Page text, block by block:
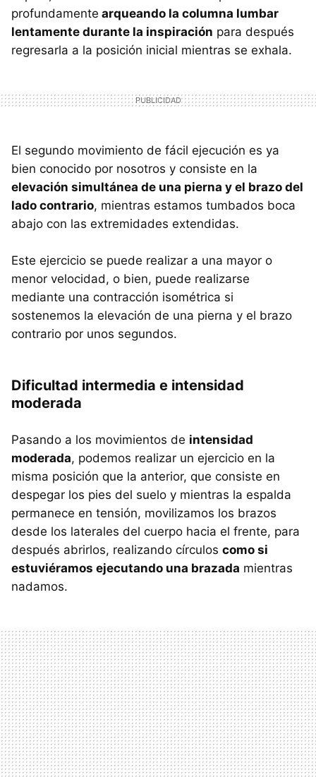
profundamente arqueando la columna lumbar
lentamente durante la inspiración para después
regresarla a la posición inicial mientras se exhala.
El segundo movimiento de fácil ejecución es ya
bien conocido por nosotros y consiste en la
elevación simultánea de una pierna y el brazo del
lado contrario, mientras estamos tumbados boca
abajo con las extremidades extendidas.
Este ejercicio se puede realizar a una mayor o
menor velocidad, o bien, puede realizarse
mediante una contracción isométrica si
sostenemos la elevación de una pierna y el brazo
contrario por unos segundos.
Dificultad intermedia e intensidad
moderada
Pasando a los movimientos de intensidad
moderada, podemos realizar un ejercicio en la
misma posición que la anterior, que consiste en
despegar los pies del suelo y mientras la espalda
permanece en tensión, movilizamos los brazos
desde los laterales del cuerpo hacia el frente, para
después abrirlos, realizando círculos como si
estuviéramos ejecutando una brazada mientras
nadamos.